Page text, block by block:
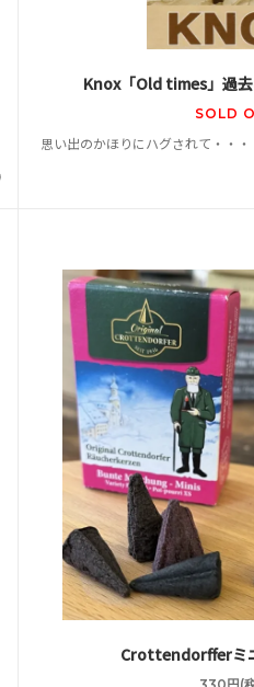
Knox「Old times」過去
SOLD
思い出のかほりにハグされて・・・
Crottendorfferミ